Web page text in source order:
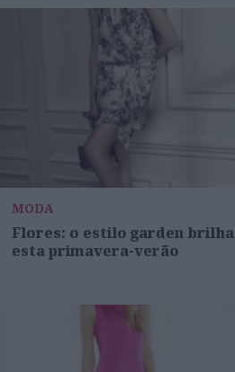
MODA
Flores: o estilo garden brilha
esta primavera-verão